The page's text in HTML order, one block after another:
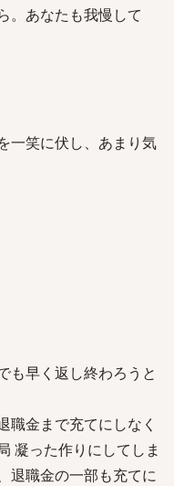
。あなたも我慢して
一笑に伏し、あまり気
も早く返し終わろうと
職金まで充てにしなく
凝った作りにしてしま
退職金の一部も充てに